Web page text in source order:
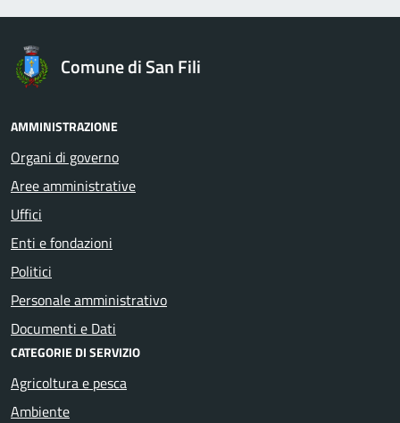
Comune di San Fili
AMMINISTRAZIONE
Organi di governo
Aree amministrative
Uffici
Enti e fondazioni
Politici
Personale amministrativo
Documenti e Dati
CATEGORIE DI SERVIZIO
Agricoltura e pesca
Ambiente